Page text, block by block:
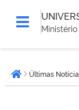
está
aqui:Página inicial
Últimas